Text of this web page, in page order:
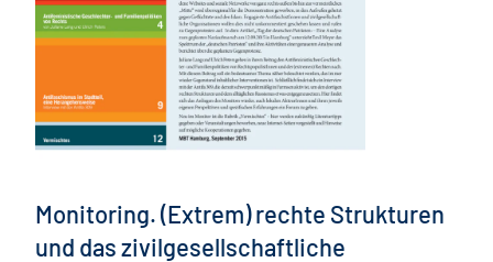
Monitoring. (Extrem) rechte Strukturen
und das zivilgesellschaftliche